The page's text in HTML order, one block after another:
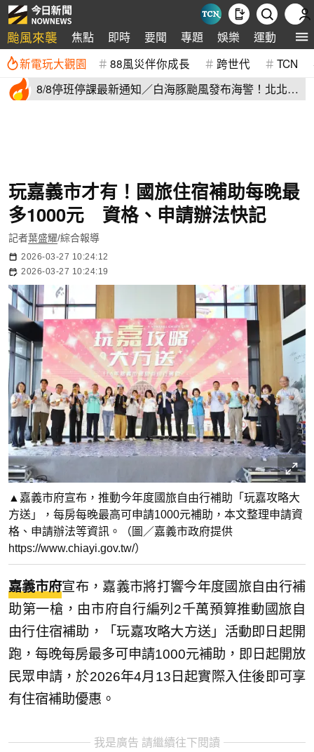
颱風來襲 焦點 即時 要聞 專題 娛樂 運動 全球
新電玩大觀園 88風災伴你成長 跨世代 TCN
8/8停班停課最新通知／白海豚颱風發布海警！北北基
玩嘉義市才有！國旅住宿補助每晚最
多1000元 資格、申請辦法快記
記者葉盛耀/綜合報導
2026-03-27 10:24:12
2026-03-27 10:24:19
▲嘉義市府宣布，推動今年度國旅自由行補助「玩嘉攻略大
方送」，每房每晚最高可申請1000元補助，本文整理申請資
格、申請辦法等資訊。（圖／嘉義市政府提供
https://www.chiayi.gov.tw/）
嘉義市府宣布，嘉義市將打響今年度國旅自由行補
助第一槍，由市府自行編列2千萬預算推動國旅自
由行住宿補助，「玩嘉攻略大方送」活動即日起開
跑，每晚每房最多可申請1000元補助，即日起開放
民眾申請，於2026年4月13日起實際入住後即可享
有住宿補助優惠。
我是廣告 請繼續往下閱讀